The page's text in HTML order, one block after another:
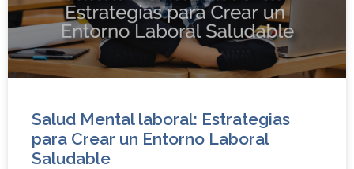
Salud Mental laboral: Estrategias
para Crear un Entorno Laboral
Saludable